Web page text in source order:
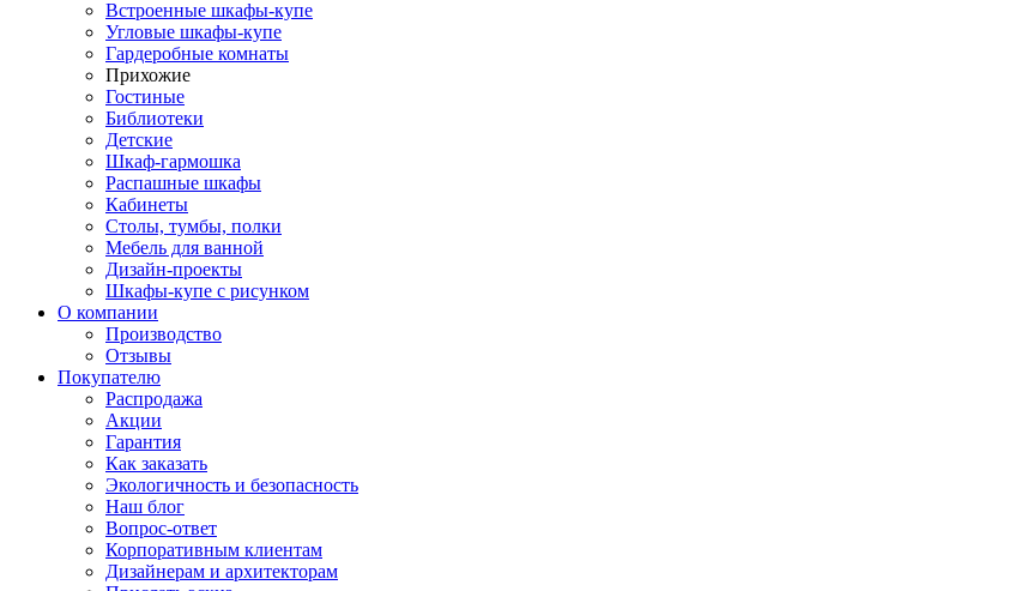
Встроенные шкафы-купе
Угловые шкафы-купе
Гардеробные комнаты
Прихожие
Гостиные
Библиотеки
Детские
Шкаф-гармошка
Распашные шкафы
Кабинеты
Столы, тумбы, полки
Мебель для ванной
Дизайн-проекты
Шкафы-купе с рисунком
О компании
Производство
Отзывы
Покупателю
Распродажа
Акции
Гарантия
Как заказать
Экологичность и безопасность
Наш блог
Вопрос-ответ
Корпоративным клиентам
Дизайнерам и архитекторам